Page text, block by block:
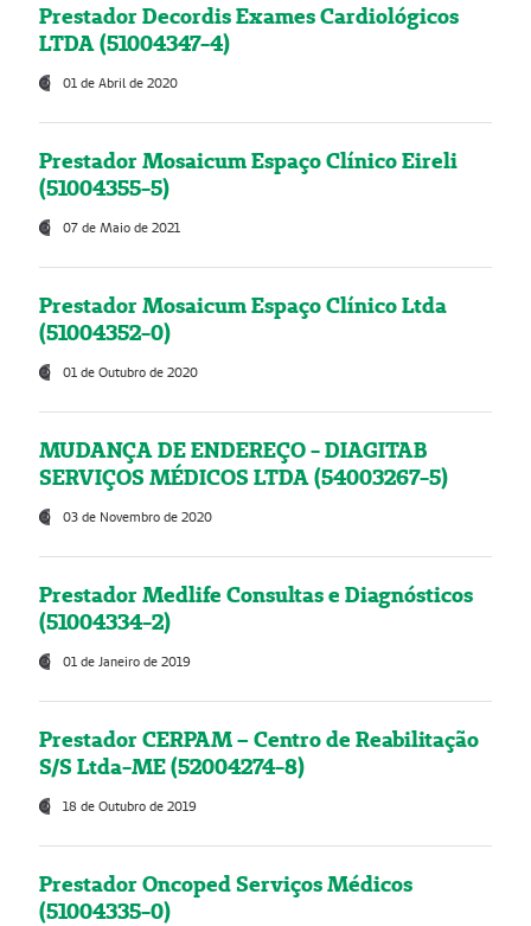
Prestador Decordis Exames Cardiológicos
LTDA (51004347-4)
01 de Abril de 2020
Prestador Mosaicum Espaço Clínico Eireli
(51004355-5)
07 de Maio de 2021
Prestador Mosaicum Espaço Clínico Ltda
(51004352-0)
01 de Outubro de 2020
MUDANÇA DE ENDEREÇO - DIAGITAB
SERVIÇOS MÉDICOS LTDA (54003267-5)
03 de Novembro de 2020
Prestador Medlife Consultas e Diagnósticos
(51004334-2)
01 de Janeiro de 2019
Prestador CERPAM – Centro de Reabilitação
S/S Ltda-ME (52004274-8)
18 de Outubro de 2019
Prestador Oncoped Serviços Médicos
(51004335-0)